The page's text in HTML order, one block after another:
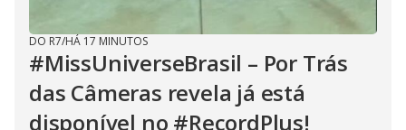
DO R7/HÁ 17 MINUTOS
#MissUniverseBrasil – Por Trás
das Câmeras revela já está
disponível no #RecordPlus!